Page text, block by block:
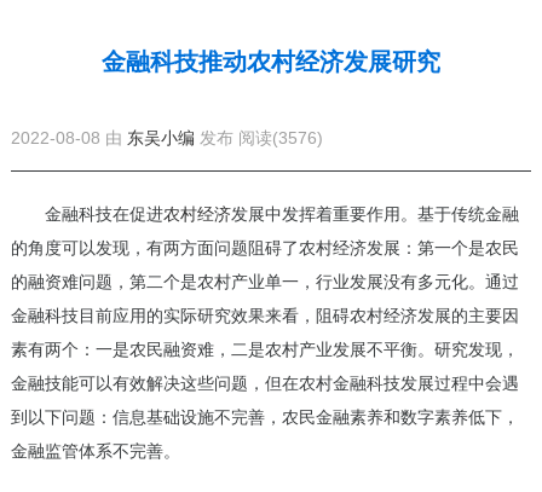
金融科技推动农村经济发展研究
2022-08-08 由 东吴小编 发布 阅读(3576)
金融科技在促进农村经济发展中发挥着重要作用。基于传统金融
的角度可以发现，有两方面问题阻碍了农村经济发展：第一个是农民
的融资难问题，第二个是农村产业单一，行业发展没有多元化。通过
金融科技目前应用的实际研究效果来看，阻碍农村经济发展的主要因
素有两个：一是农民融资难，二是农村产业发展不平衡。研究发现，
金融技能可以有效解决这些问题，但在农村金融科技发展过程中会遇
到以下问题：信息基础设施不完善，农民金融素养和数字素养低下，
金融监管体系不完善。